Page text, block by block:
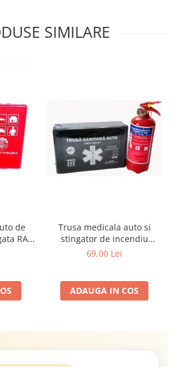
SIMILARE
de
RAR
Ani
Aprilie
ITP /
Trusa medicala auto si
stingator de incendiu
pentru siguranta rutiera
69,00 Lei
ADAUGA IN COS